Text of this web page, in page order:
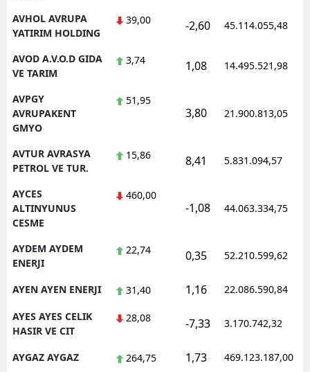
AVHOL AVRUPA
YATIRIM HOLDING
39,00 -2,60 45.114.055,48
AVOD A.V.O.D GIDA
VE TARIM
3,74 1,08 14.495.521,98
AVPGY
AVRUPAKENT
GMYO
51,95
3,80 21.900.813,05
AVTUR AVRASYA
PETROL VE TUR.
15,86 8,41 5.831.094,57
AYCES
ALTINYUNUS
CESME
460,00
-1,08 44.063.334,75
AYDEM AYDEM
ENERJI
22,74 0,35 52.210.599,62
AYEN AYEN ENERJI 31,40 1,16 22.086.590,84
AYES AYES CELIK
HASIR VE CIT
28,08 -7,33 3.170.742,32
AYGAZ AYGAZ 264,75 1,73 469.123.187,00